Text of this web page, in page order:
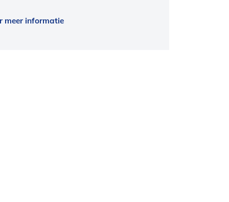
meer informatie